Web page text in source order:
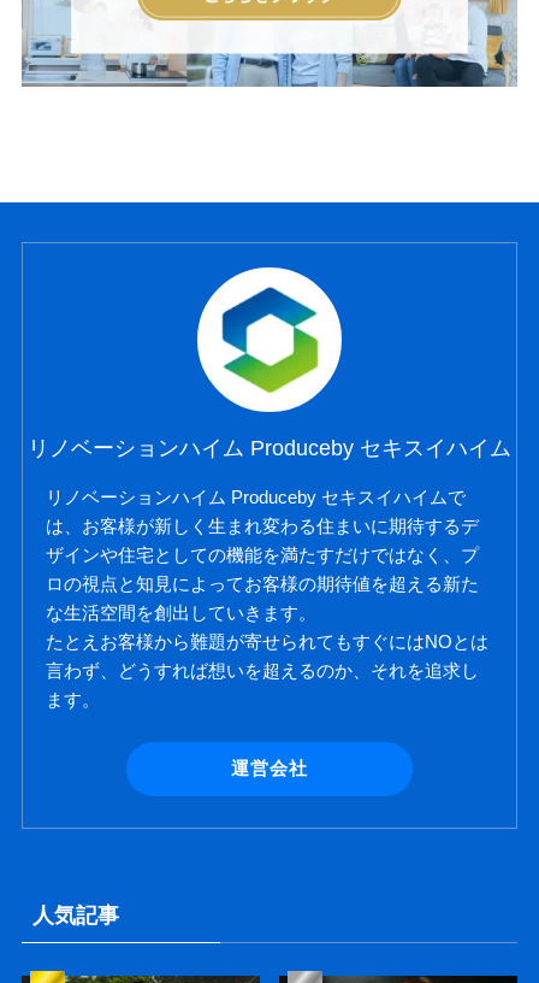
リノベーションハイム Produceby セキスイハイム
リノベーションハイム Produceby セキスイハイムで
は、お客様が新しく生まれ変わる住まいに期待するデ
ザインや住宅としての機能を満たすだけではなく、プ
ロの視点と知見によってお客様の期待値を超える新た
な生活空間を創出していきます。
たとえお客様から難題が寄せられてもすぐにはNOとは
言わず、どうすれば想いを超えるのか、それを追求し
ます。
運営会社
人気記事